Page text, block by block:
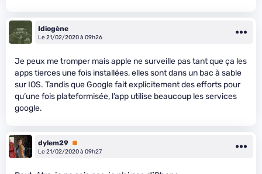
Idiogène
Le 21/02/2020 à 09h26
Je peux me tromper mais apple ne surveille pas tant que ça les
apps tierces une fois installées, elles sont dans un bac à sable
sur IOS. Tandis que Google fait explicitement des efforts pour
qu’une fois plateformisée, l’app utilise beaucoup les services
google.
dylem29 Premium
Le 21/02/2020 à 09h27